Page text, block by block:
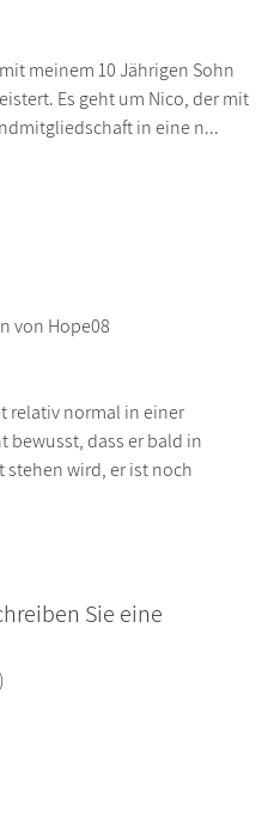
meinem 10 Jährigen Sohn
Es geht um Nico, der mit
in eine n...
von Hope08
relativ normal in einer
bewusst, dass er bald in
stehen wird, er ist noch
Sie eine